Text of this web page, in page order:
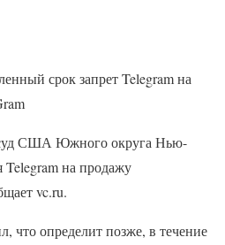
срок запрет Telegram на
США Южного округа Нью-
Telegram на продажу
vc.ru.
что определит позже, в течение